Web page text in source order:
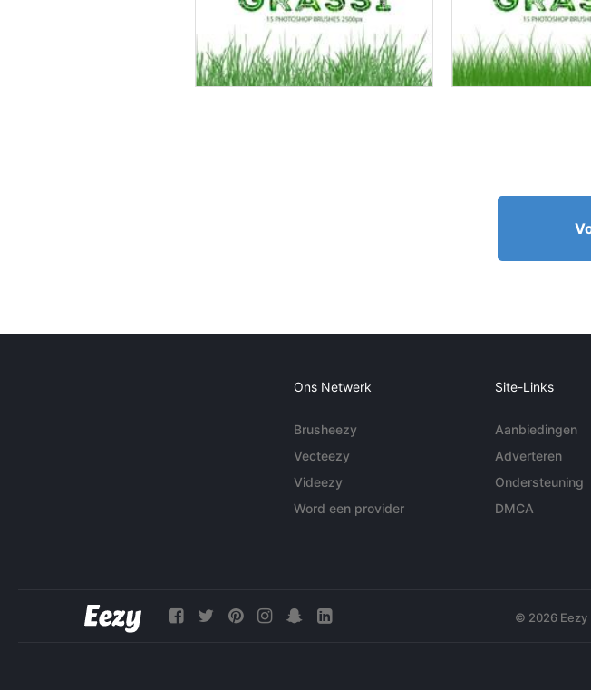
Ons Netwerk
Brusheezy
Vecteezy
Videezy
Word een provider
Site-Links
Aanbiedingen
Adverteren
Ondersteuning
DMCA
© 2026 Eezy